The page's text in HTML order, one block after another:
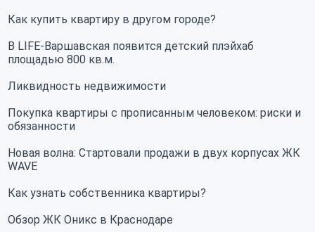
Как купить квартиру в другом городе?
В LIFE-Варшавская появится детский плэйхаб
площадью 800 кв.м.
Ликвидность недвижимости
Покупка квартиры с прописанным человеком: риски и
обязанности
Новая волна: Стартовали продажи в двух корпусах ЖК
WAVE
Как узнать собственника квартиры?
Обзор ЖК Оникс в Краснодаре